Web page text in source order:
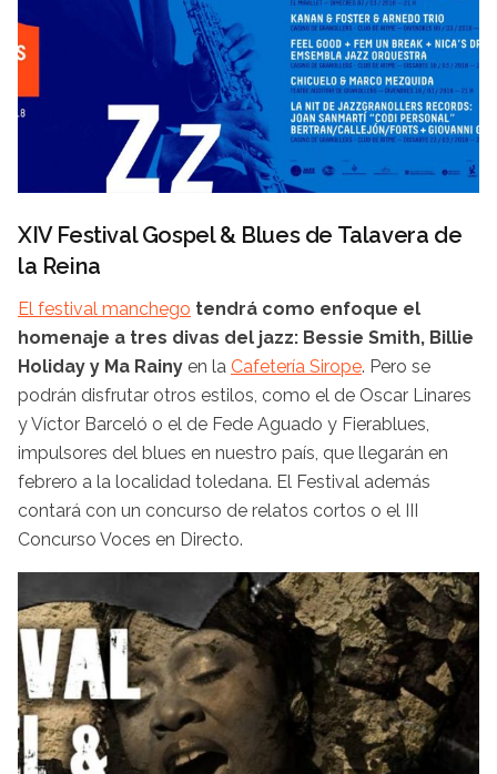
XIV Festival Gospel & Blues de Talavera de
la Reina
El festival manchego tendrá como enfoque el
homenaje a tres divas del jazz: Bessie Smith, Billie
Holiday y Ma Rainy en la Cafetería Sirope. Pero se
podrán disfrutar otros estilos, como el de Oscar Linares
y Víctor Barceló o el de Fede Aguado y Fierablues,
impulsores del blues en nuestro país, que llegarán en
febrero a la localidad toledana. El Festival además
contará con un concurso de relatos cortos o el III
Concurso Voces en Directo.